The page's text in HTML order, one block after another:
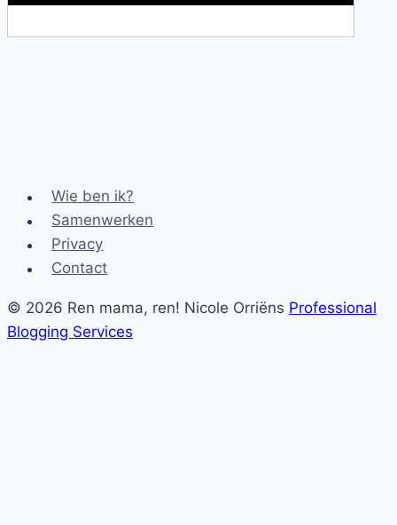
Wie ben ik?
Samenwerken
Privacy
Contact
© 2026 Ren mama, ren! Nicole Orriëns Professional
Blogging Services